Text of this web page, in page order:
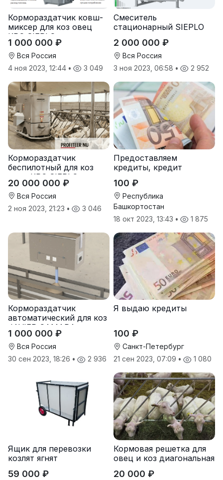
Кормораздатчик ковш-
миксер для коз овец
КРС SIEPLO
1 000 000 ₽
Вся Россия
4 ноя 2023, 12:44 • 3 049
Смеситель
стационарный SIEPLO
2 000 000 ₽
Вся Россия
3 ноя 2023, 06:58 • 2 952
Кормораздатчик
беспилотный для коз
овец КРС SIEPLO
20 000 000 ₽
Вся Россия
2 ноя 2023, 21:23 • 3 046
Предоставляем
кредиты, кредит
100 ₽
Республика
Башкортостан
18 окт 2023, 13:43 • 1 875
Кормораздатчик
автоматический для коз
JAVIER CAMARA
(Испания)
1 000 000 ₽
Вся Россия
30 сен 2023, 18:26 • 2 936
Я выдаю кредиты
100 ₽
Санкт-Петербург
21 сен 2023, 07:09 • 1 080
Ящик для перевозки
козлят ягнят
59 000 ₽
Кормовая решетка для
овец и коз диагональная
20 000 ₽